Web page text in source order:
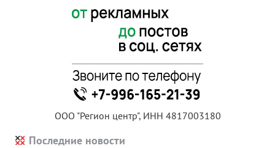
ООО "Регион центр", ИНН 4817003180
Последние новости